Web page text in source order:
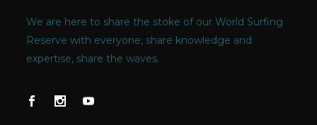
We are here to share the stoke of our World Surfing
Reserve with everyone, share knowledge and
expertise, share the waves.